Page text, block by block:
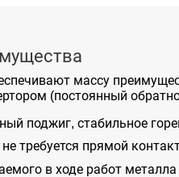
массу
(постоянный
поджиг, стабильное
требуется прямой
в ходе работ